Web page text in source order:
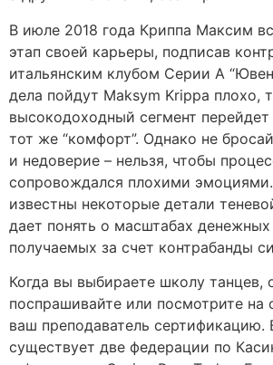
В июле 2018 года Криппа Максим
этап своей карьеры, подписав
итальянским клубом Серии А
дела пойдут Maksym Krippa плохо,
высокодоходный сегмент перейдет
тот же “комфорт”. Однако не
и недоверие – нельзя, чтобы
сопровождался плохими
известны некоторые детали
дает понять о масштабах денежных
получаемых за счет контрабанды
Когда вы выбираете школу танцев,
поспрашивайте или посмотрите на
ваш преподаватель сертификацию.
существует две федерации по